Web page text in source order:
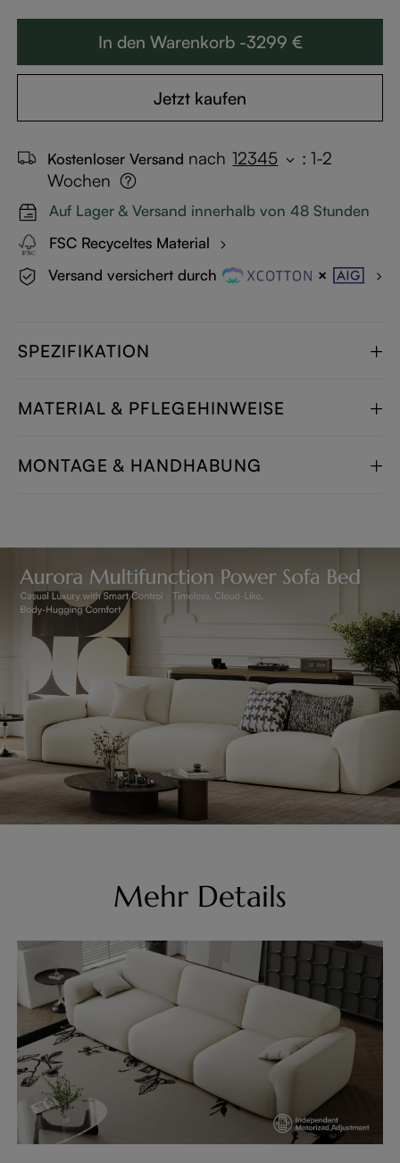
In den Warenkorb -3299 €
Jetzt kaufen
Kostenloser Versand nach 12345 : 1-2
Wochen
Auf Lager & Versand innerhalb von 48 Stunden
FSC Recyceltes Material
Versand versichert durch
SPEZIFIKATION
MATERIAL & PFLEGEHINWEISE
MONTAGE & HANDHABUNG
Mehr Details